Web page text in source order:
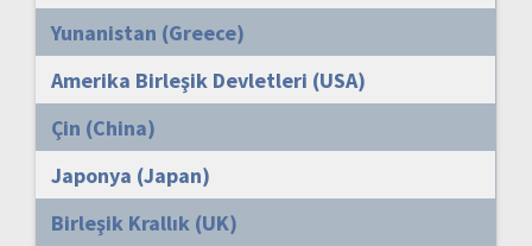
Yunanistan (Greece)
Amerika Birleşik Devletleri (USA)
Çin (China)
Japonya (Japan)
Birleşik Krallık (UK)